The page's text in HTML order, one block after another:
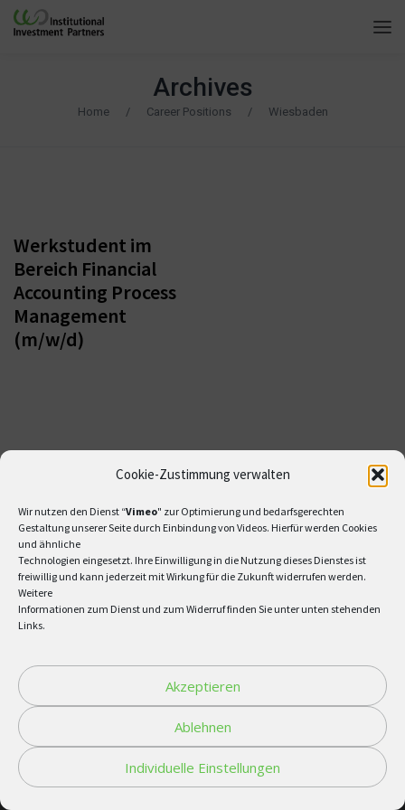
Cookie-Zustimmung verwalten
Wir nutzen den Dienst “Vimeo" zur Optimierung und bedarfsgerechten
Gestaltung unserer Seite durch Einbindung von Videos. Hierfür werden Cookies
und ähnliche
Technologien eingesetzt. Ihre Einwilligung in die Nutzung dieses Dienstes ist
freiwillig und kann jederzeit mit Wirkung für die Zukunft widerrufen werden.
Weitere
Informationen zum Dienst und zum Widerruf finden Sie unter unten stehenden
Links.
Akzeptieren
Ablehnen
Individuelle Einstellungen
Archives
Home / Career Positions / Wiesbaden
Werkstudent im
Bereich Financial
Accounting Process
Management
(m/w/d)
Impressum Datenschutzerklärung
©2025 - All rights reserved by Institutional Investment Partners GmbH und
Institutional Investment Partners S.à r.l